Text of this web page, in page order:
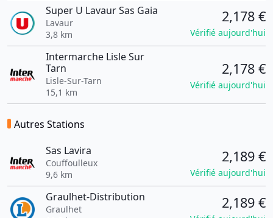
Super U Lavaur Sas Gaia
Lavaur
3,8 km
2,178 €
Vérifié aujourd'hui
Intermarche Lisle Sur
Tarn
Lisle-Sur-Tarn
15,1 km
2,178 €
Vérifié aujourd'hui
Autres Stations
Sas Lavira
Couffoulleux
9,6 km
2,189 €
Vérifié aujourd'hui
Graulhet-Distribution
Graulhet
2,189 €